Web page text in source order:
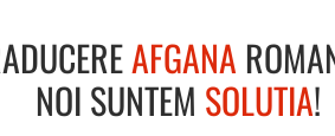
AFGANA
NOI SUNTEM SOLUTIA!